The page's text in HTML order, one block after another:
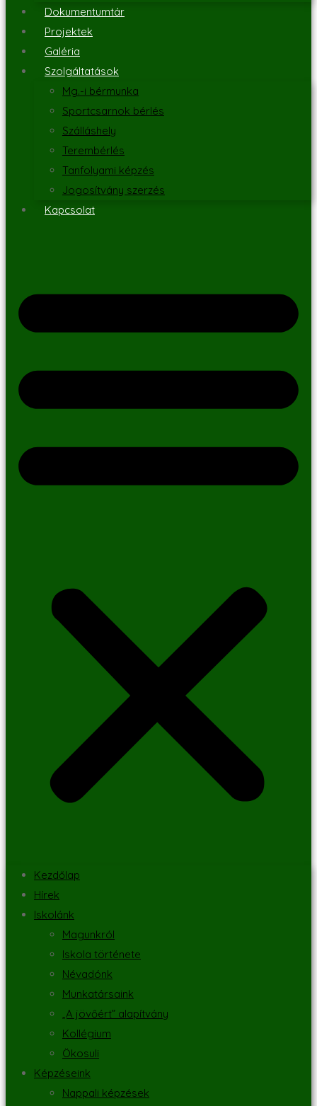
Dokumentumtár
Projektek
Galéria
Szolgáltatások
Mg.-i bérmunka
Sportcsarnok bérlés
Szálláshely
Terembérlés
Tanfolyami képzés
Jogosítvány szerzés
Kapcsolat
Kezdőlap
Hírek
Iskolánk
Magunkról
Iskola története
Névadónk
Munkatársaink
„A jövőért” alapítvány
Kollégium
Ökosuli
Képzéseink
Nappali képzések